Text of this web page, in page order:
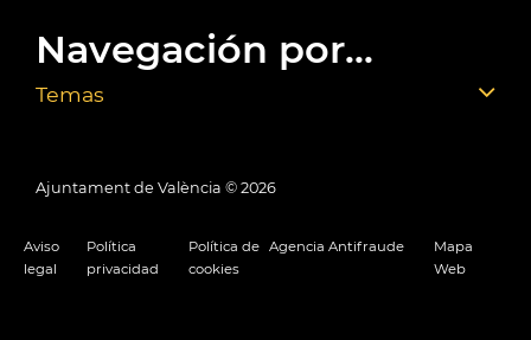
Navegación por...
Temas
Ajuntament de València © 2026
Aviso
legal
Política
privacidad
Política de
cookies
Agencia Antifraude
Mapa
Web